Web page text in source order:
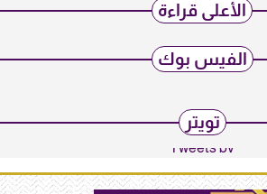
الأعلى قراءة
الفيس بوك
تويتر
Tweets by